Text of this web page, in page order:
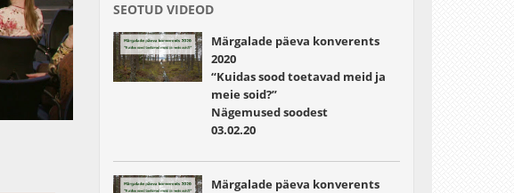
SEOTUD VIDEOD
Märgalade päeva konverents
2020
“Kuidas sood toetavad meid ja
meie soid?”
Nägemused soodest
03.02.20
Märgalade päeva konverents